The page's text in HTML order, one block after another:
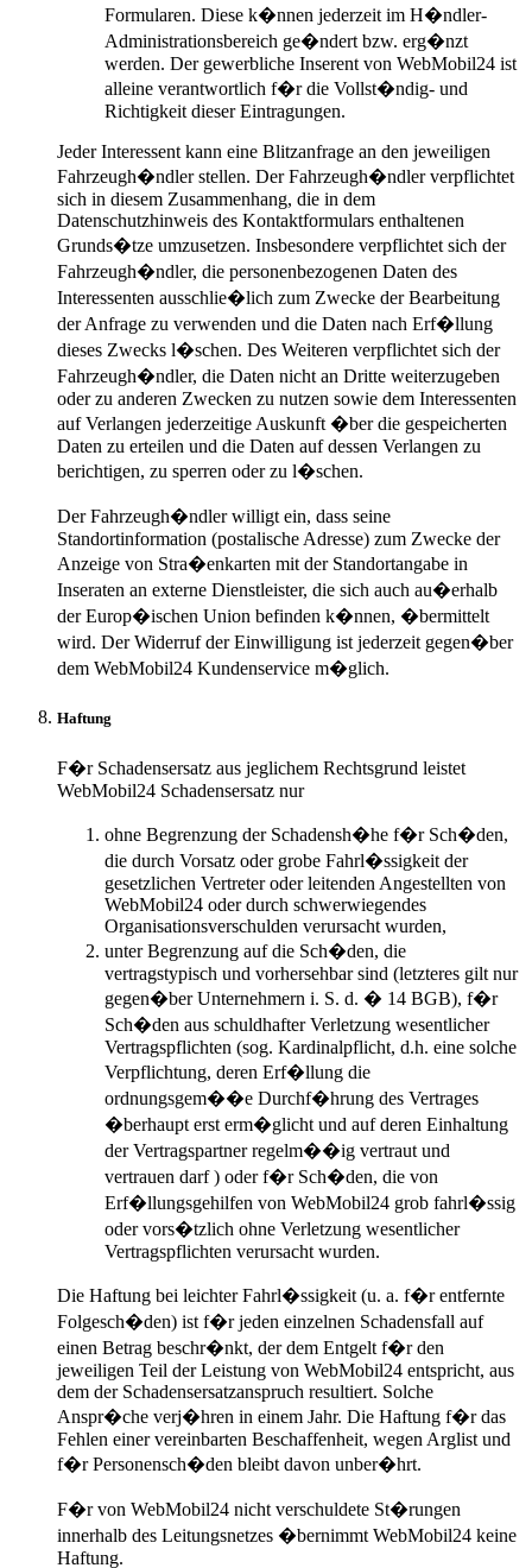
Formularen. Diese k�nnen jederzeit im H�ndler-
Administrationsbereich ge�ndert bzw. erg�nzt
werden. Der gewerbliche Inserent von WebMobil24 ist
alleine verantwortlich f�r die Vollst�ndig- und
Richtigkeit dieser Eintragungen.
Jeder Interessent kann eine Blitzanfrage an den jeweiligen
Fahrzeugh�ndler stellen. Der Fahrzeugh�ndler verpflichtet
sich in diesem Zusammenhang, die in dem
Datenschutzhinweis des Kontaktformulars enthaltenen
Grunds�tze umzusetzen. Insbesondere verpflichtet sich der
Fahrzeugh�ndler, die personenbezogenen Daten des
Interessenten ausschlie�lich zum Zwecke der Bearbeitung
der Anfrage zu verwenden und die Daten nach Erf�llung
dieses Zwecks l�schen. Des Weiteren verpflichtet sich der
Fahrzeugh�ndler, die Daten nicht an Dritte weiterzugeben
oder zu anderen Zwecken zu nutzen sowie dem Interessenten
auf Verlangen jederzeitige Auskunft �ber die gespeicherten
Daten zu erteilen und die Daten auf dessen Verlangen zu
berichtigen, zu sperren oder zu l�schen.
Der Fahrzeugh�ndler willigt ein, dass seine
Standortinformation (postalische Adresse) zum Zwecke der
Anzeige von Stra�enkarten mit der Standortangabe in
Inseraten an externe Dienstleister, die sich auch au�erhalb
der Europ�ischen Union befinden k�nnen, �bermittelt
wird. Der Widerruf der Einwilligung ist jederzeit gegen�ber
dem WebMobil24 Kundenservice m�glich.
Haftung
F�r Schadensersatz aus jeglichem Rechtsgrund leistet
WebMobil24 Schadensersatz nur
ohne Begrenzung der Schadensh�he f�r Sch�den,
die durch Vorsatz oder grobe Fahrl�ssigkeit der
gesetzlichen Vertreter oder leitenden Angestellten von
WebMobil24 oder durch schwerwiegendes
Organisationsverschulden verursacht wurden,
unter Begrenzung auf die Sch�den, die
vertragstypisch und vorhersehbar sind (letzteres gilt nur
gegen�ber Unternehmern i. S. d. � 14 BGB), f�r
Sch�den aus schuldhafter Verletzung wesentlicher
Vertragspflichten (sog. Kardinalpflicht, d.h. eine solche
Verpflichtung, deren Erf�llung die
ordnungsgem��e Durchf�hrung des Vertrages
�berhaupt erst erm�glicht und auf deren Einhaltung
der Vertragspartner regelm��ig vertraut und
vertrauen darf ) oder f�r Sch�den, die von
Erf�llungsgehilfen von WebMobil24 grob fahrl�ssig
oder vors�tzlich ohne Verletzung wesentlicher
Vertragspflichten verursacht wurden.
Die Haftung bei leichter Fahrl�ssigkeit (u. a. f�r entfernte
Folgesch�den) ist f�r jeden einzelnen Schadensfall auf
einen Betrag beschr�nkt, der dem Entgelt f�r den
jeweiligen Teil der Leistung von WebMobil24 entspricht, aus
dem der Schadensersatzanspruch resultiert. Solche
Anspr�che verj�hren in einem Jahr. Die Haftung f�r das
Fehlen einer vereinbarten Beschaffenheit, wegen Arglist und
f�r Personensch�den bleibt davon unber�hrt.
F�r von WebMobil24 nicht verschuldete St�rungen
innerhalb des Leitungsnetzes �bernimmt WebMobil24 keine
Haftung.